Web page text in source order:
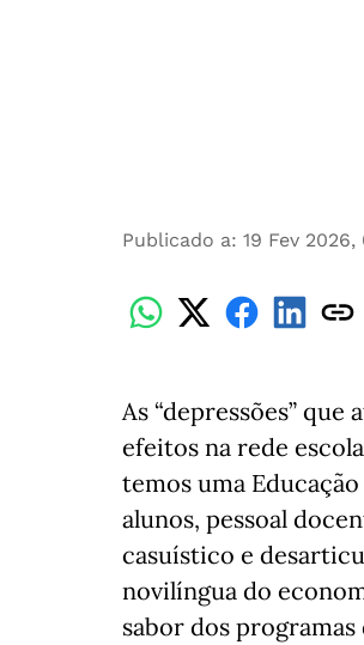
Publicado a: 19 Fev 2026,
As “depressões”
efeitos na rede
temos uma
alunos, pessoal
casuístico e
novilíngua do
sabor dos